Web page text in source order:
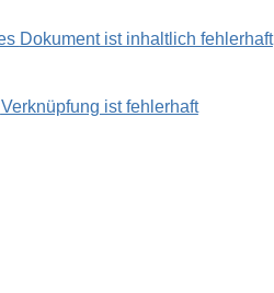
➔Dieses Dokument ist inhaltlich fehlerhaft
➔Eine Verknüpfung ist fehlerhaft